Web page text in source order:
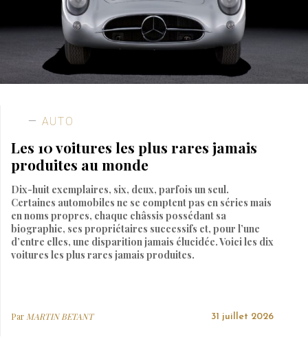
AUTO
Les 10 voitures les plus rares jamais
produites au monde
Dix-huit exemplaires, six, deux, parfois un seul.
Certaines automobiles ne se comptent pas en séries mais
en noms propres, chaque châssis possédant sa
biographie, ses propriétaires successifs et, pour l’une
d’entre elles, une disparition jamais élucidée. Voici les dix
voitures les plus rares jamais produites.
Par MARTIN BETANT 31 juillet 2026